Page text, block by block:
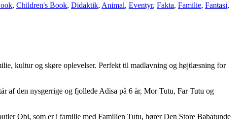
, Children's Book, Didaktik, Animal, Eventyr, Fakta, Familie, Fantasi,
kultur og skøre oplevelser. Perfekt til madlavning og højtlæsning for
af den nysgerrige og fjollede Adisa på 6 år, Mor Tutu, Far Tutu og
Obi, som er i familie med Familien Tutu, hører Den Store Babatunde